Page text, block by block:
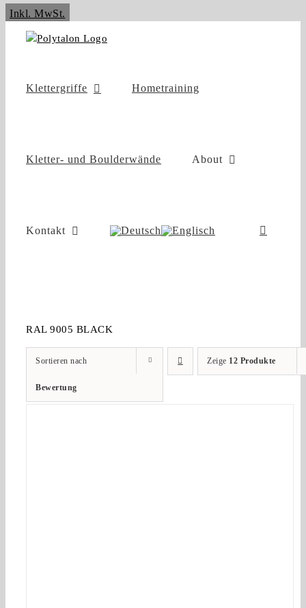
Inkl. MwSt.
springen
Klettergriffe Hometraining
Kletter- und Boulderwände About
Kontakt
RAL 9005 BLACK
Sortieren nach
Bewertung
Zeige 12 Produkte